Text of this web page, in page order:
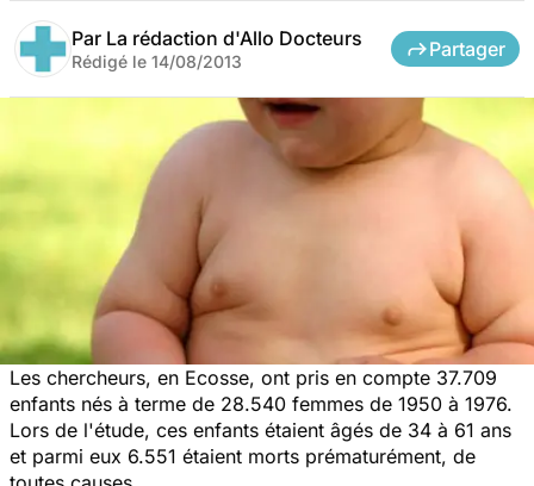
Par La rédaction d'Allo Docteurs
Rédigé le 14/08/2013
Partager
Les chercheurs, en Ecosse, ont pris en compte 37.709
enfants nés à terme de 28.540 femmes de 1950 à 1976.
Lors de l'étude, ces enfants étaient âgés de 34 à 61 ans
et parmi eux 6.551 étaient morts prématurément, de